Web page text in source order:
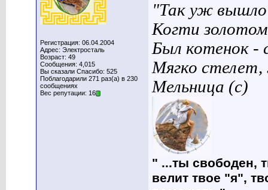
Регистрация: 06.04.2004
Адрес: Электросталь
Возраст: 49
Сообщения: 4,015
Вы сказали Спасибо: 525
Поблагодарили 271 раз(а) в 230
сообщениях
Вес репутации: 16
"Так уж вышло
Когти
Был котенок -
Мягко
Мельница (с)
" ...ты свободен,
велит твое "я",